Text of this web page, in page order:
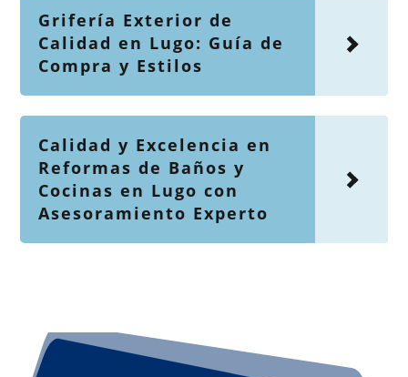
Grifería Exterior de
Calidad en Lugo: Guía de
Compra y Estilos
Calidad y Excelencia en
Reformas de Baños y
Cocinas en Lugo con
Asesoramiento Experto